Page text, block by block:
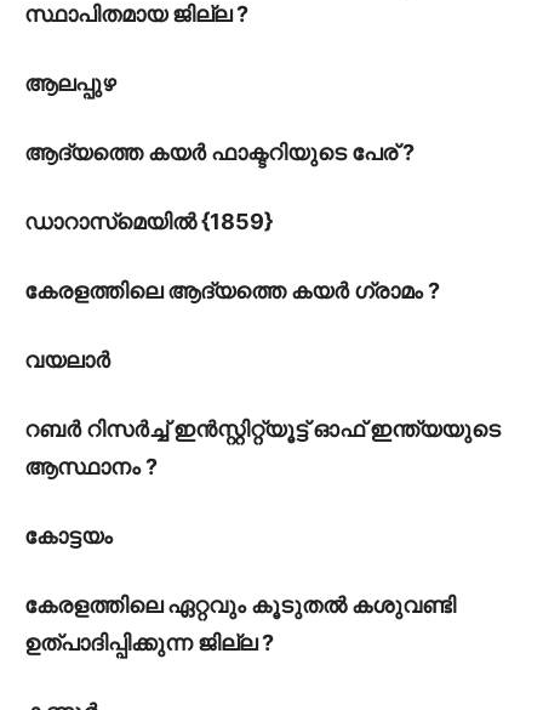
സ്ഥാപിതമായ ജില്ല ?
ആലപ്പുഴ
ആദ്യത്തെ കയർ ഫാക്ടറിയുടെ പേര് ?
ഡാറാസ്‌മെയിൽ {1859}
കേരളത്തിലെ ആദ്യത്തെ കയർ ഗ്രാമം ?
വയലാർ
റബർ റിസർച്ച് ഇൻസ്റ്റിറ്റ്യൂട്ട് ഓഫ് ഇന്ത്യയുടെ
ആസ്ഥാനം ?
കോട്ടയം
കേരളത്തിലെ ഏറ്റവും കൂടുതൽ കശുവണ്ടി
ഉത്പാദിപ്പിക്കുന്ന ജില്ല ?